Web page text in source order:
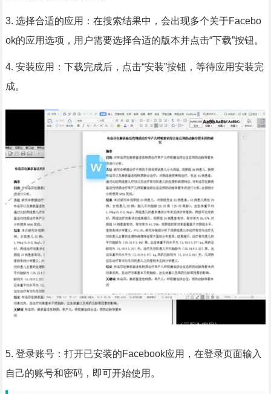
3. 选择合适的应用：在搜索结果中，会出现多个关于Facebo
ok的应用选项，用户需要选择合适的版本并点击“下载”按钮。
4. 安装应用：下载完成后，点击“安装”按钮，等待应用安装完
成。
5. 登录账号：打开已安装的Facebook应用，在登录页面输入
自己的账号和密码，即可开始使用。